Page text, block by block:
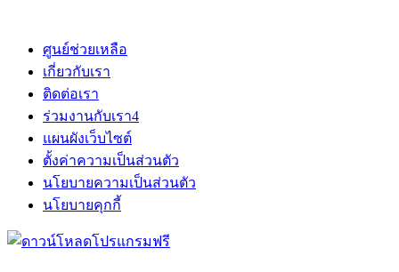
ศูนย์ช่วยเหลือ
เกี่ยวกับเรา
ติดต่อเรา
ร่วมงานกับเรา4
แผนผังเว็บไซต์
ตั้งค่าความเป็นส่วนตัว
นโยบายความเป็นส่วนตัว
นโยบายคุกกี้